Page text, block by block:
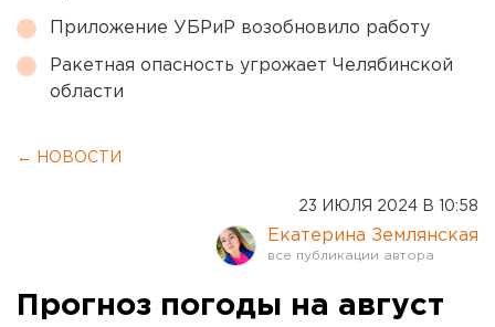
Приложение УБРиР возобновило работу
Ракетная опасность угрожает Челябинской
области
← НОВОСТИ
23 ИЮЛЯ 2024 В 10:58
Екатерина Землянская
Прогноз погоды на август